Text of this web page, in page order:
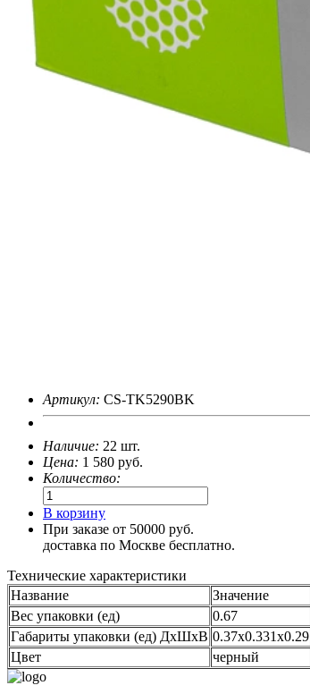
Артикул: CS-TK5290BK
Наличие: 22 шт.
Цена: 1 580 руб.
Количество:
В корзину
При заказе от 50000 руб.
доставка по Москве бесплатно.
Технические характеристики
Название
Значение
Вес упаковки (ед)
0.67
Габариты упаковки (ед) ДхШхВ 0.37x0.331x0.29
Цвет
черный